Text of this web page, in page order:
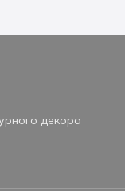
декора